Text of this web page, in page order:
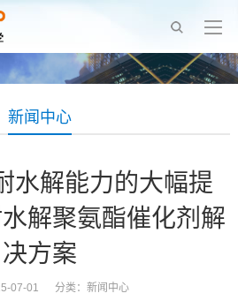
新闻中心
水解能力的大幅提
解聚氨酯催化剂解
决方案
07-01 分类： 新闻中心